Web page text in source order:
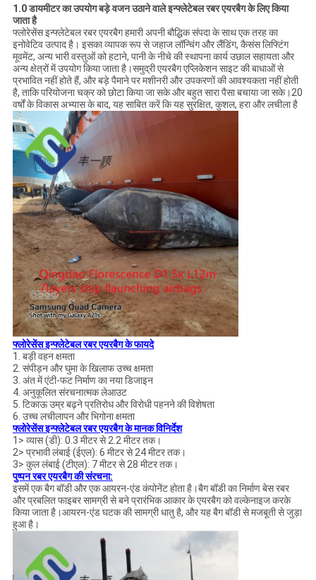
1.0 डायमीटर का उपयोग बड़े वजन उठाने वाले इन्फ्लेटेबल रबर एयरबैग के लिए किया
जाता है
फ्लोरेसेंस इन्फ्लेटेबल रबर एयरबैग हमारी अपनी बौद्धिक संपदा के साथ एक तरह का
इनोवेटिव उत्पाद है। इसका व्यापक रूप से जहाज लॉन्चिंग और लैंडिंग, कैसंस लिफ्टिंग
मूवमेंट, अन्य भारी वस्तुओं को हटाने, पानी के नीचे की स्थापना कार्य उछाल सहायता और
अन्य क्षेत्रों में उपयोग किया जाता है।समुद्री एयरबैग एप्लिकेशन साइट की बाधाओं से
प्रभावित नहीं होते हैं, और बड़े पैमाने पर मशीनरी और उपकरणों की आवश्यकता नहीं होती
है, ताकि परियोजना चक्र को छोटा किया जा सके और बहुत सारा पैसा बचाया जा सके।20
वर्षों के विकास अभ्यास के बाद, यह साबित करें कि यह सुरक्षित, कुशल, हरा और लचीला है
फ्लोरेसेंस इन्फ्लेटेबल रबर एयरबैग के फायदे
1. बड़ी वहन क्षमता
2. संपीड़न और घुमा के खिलाफ उच्च क्षमता
3. अंत में एंटी-फट निर्माण का नया डिजाइन
4. अनुकूलित संरचनात्मक लेआउट
5. टिकाऊ उम्र बढ़ने प्रतिरोध और विरोधी पहनने की विशेषता
6. उच्च लचीलापन और भिगोना क्षमता
फ्लोरेसेंस इन्फ्लेटेबल रबर एयरबैग के मानक विनिर्देश
1> व्यास (डी): 0.3 मीटर से 2.2 मीटर तक।
2> प्रभावी लंबाई (ईएल): 6 मीटर से 24 मीटर तक।
3> कुल लंबाई (टीएल): 7 मीटर से 28 मीटर तक।
पुष्पन रबर एयरबैग की संरचना:
इसमें एक बैग बॉडी और एक आयरन-एंड कंपोनेंट होता है।बैग बॉडी का निर्माण बेस रबर
और प्रबलित फाइबर सामग्री से बने प्रारंभिक आकार के एयरबैग को वल्केनाइज करके
किया जाता है।आयरन-एंड घटक की सामग्री धातु है, और यह बैग बॉडी से मजबूती से जुड़ा
हुआ है।